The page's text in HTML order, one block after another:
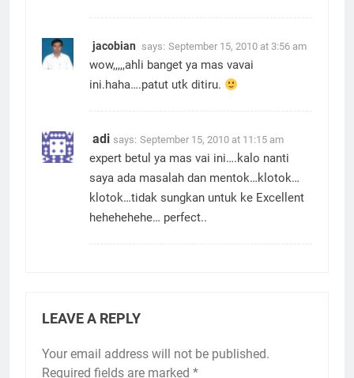
jacobian says: September 15, 2010 at 3:56 am
wow,,,,,ahli banget ya mas vavai
ini.haha….patut utk ditiru.
adi says: September 15, 2010 at 11:15 am
expert betul ya mas vai ini….kalo nanti
saya ada masalah dan mentok…klotok…
klotok…tidak sungkan untuk ke Excellent
hehehehehe… perfect..
LEAVE A REPLY
Your email address will not be published.
Required fields are marked *